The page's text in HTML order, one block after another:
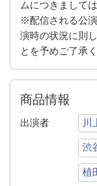
ムにつきまして
※配信される公
演時の状況に則
とを予めご了承く
商品情報
出演者 川
渋
植